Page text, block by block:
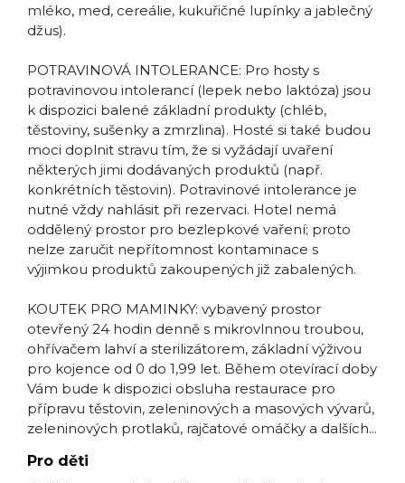
mléko, med, cereálie, kukuřičné lupínky a jablečný
džus).
POTRAVINOVÁ INTOLERANCE: Pro hosty s
potravinovou intolerancí (lepek nebo laktóza) jsou
k dispozici balené základní produkty (chléb,
těstoviny, sušenky a zmrzlina). Hosté si také budou
moci doplnit stravu tím, že si vyžádají uvaření
některých jimi dodávaných produktů (např.
konkrétních těstovin). Potravinové intolerance je
nutné vždy nahlásit při rezervaci. Hotel nemá
oddělený prostor pro bezlepkové vaření; proto
nelze zaručit nepřítomnost kontaminace s
výjimkou produktů zakoupených již zabalených.
KOUTEK PRO MAMINKY: vybavený prostor
otevřený 24 hodin denně s mikrovlnnou troubou,
ohřívačem lahví a sterilizátorem, základní výživou
pro kojence od 0 do 1,99 let. Během otevírací doby
Vám bude k dispozici obsluha restaurace pro
přípravu těstovin, zeleninových a masových vývarů,
zeleninových protlaků, rajčatové omáčky a dalších...
Pro děti